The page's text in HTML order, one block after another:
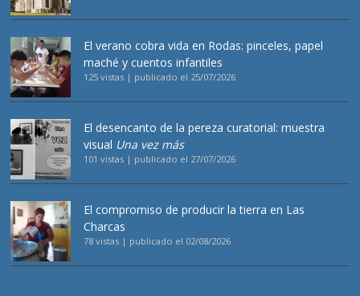
El verano cobra vida en Rodas: pinceles, papel
maché y cuentos infantiles
125 vistas | publicado el 25/07/2026
El desencanto de la pereza curatorial: muestra
visual Una vez más
101 vistas | publicado el 27/07/2026
El compromiso de producir la tierra en Las
Charcas
78 vistas | publicado el 02/08/2026